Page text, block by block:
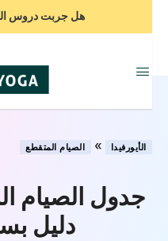
هل جربت دروس
الأيورفيدا » الصيام المتقطع
جدول الصيام
دليل